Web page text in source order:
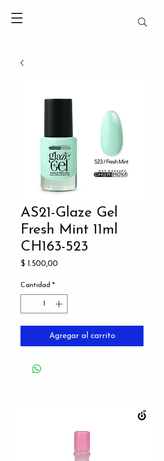
AS21-Glaze Gel
Fresh Mint 11ml
CH163-523
$ 1.500,00Precio
Cantidad *
Agregar al carrito